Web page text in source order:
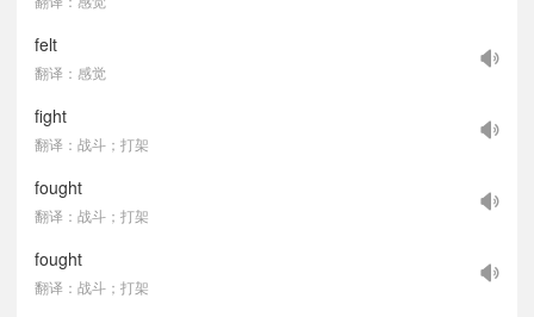
felt
翻译：感觉
fight
翻译：战斗；打架
fought
翻译：战斗；打架
fought
翻译：战斗；打架